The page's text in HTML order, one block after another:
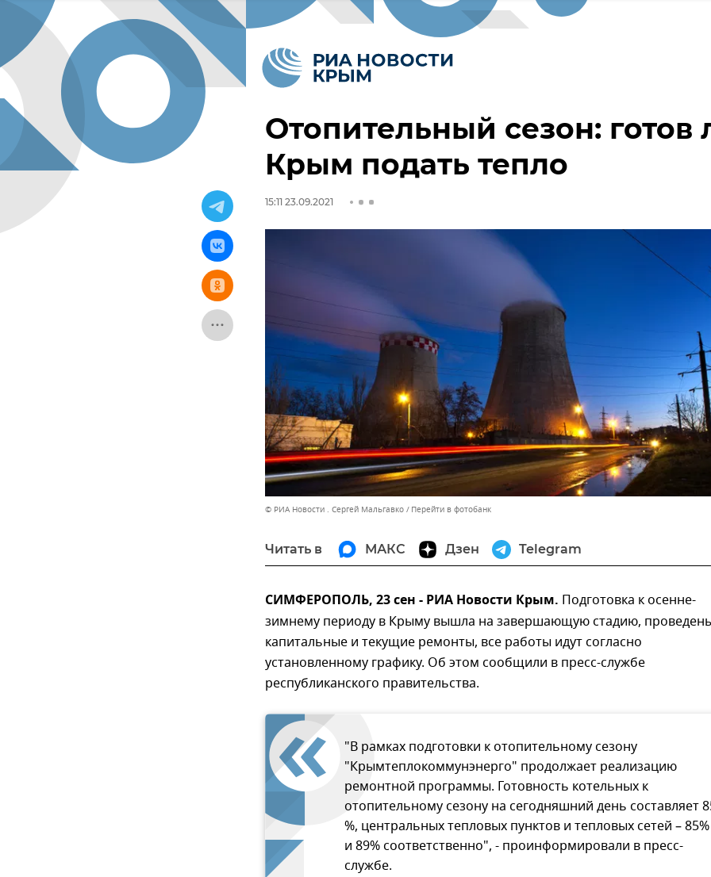
Отопительный сезон: готов
Крым подать тепло
15:11 23.09.2021
© РИА Новости . Сергей Мальгавко Перейти в фотобанк
Читать в МАКС Дзен Telegram
СИМФЕРОПОЛЬ, 23 сен - РИА Новости Крым. Подготовка к осенне-
зимнему периоду в Крыму вышла на завершающую стадию,
капитальные и текущие ремонты, все работы идут согласно
установленному графику. Об этом сообщили в пресс-службе
республиканского правительства.
"В рамках подготовки к отопительному сезону
"Крымтеплокоммунэнерго" продолжает реализацию
ремонтной программы. Готовность котельных к
отопительному сезону на сегодняшний день составляет
%, центральных тепловых пунктов и тепловых сетей – 85%
и 89% соответственно", - проинформировали в пресс-
службе.